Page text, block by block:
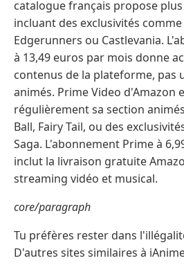
catalogue français propose
incluant des exclusivités
Edgerunners ou Castlevania.
à 13,49 euros par mois donne
contenus de la plateforme, pas
animés. Prime Video d'Amazon
régulièrement sa section
Ball, Fairy Tail, ou des
Saga. L'abonnement Prime à
inclut la livraison gratuite
streaming vidéo et musical.
core/paragraph
Tu préfères rester dans
D'autres sites similaires à